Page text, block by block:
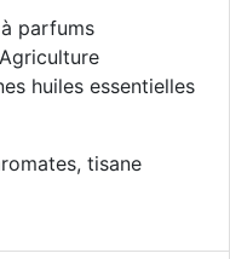
parfums
huiles essentielles
tisane